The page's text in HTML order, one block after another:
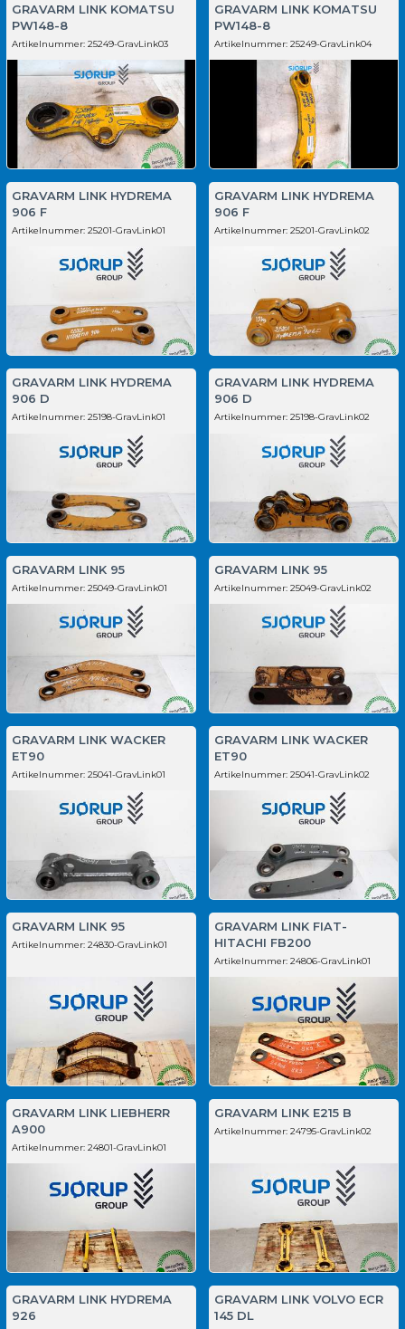
GRAVARM LINK KOMATSU
PW148-8
Artikelnummer: 25249-GravLink03
GRAVARM LINK KOMATSU
PW148-8
Artikelnummer: 25249-GravLink04
GRAVARM LINK HYDREMA
906 F
Artikelnummer: 25201-GravLink01
GRAVARM LINK HYDREMA
906 F
Artikelnummer: 25201-GravLink02
GRAVARM LINK HYDREMA
906 D
Artikelnummer: 25198-GravLink01
GRAVARM LINK HYDREMA
906 D
Artikelnummer: 25198-GravLink02
GRAVARM LINK 95
Artikelnummer: 25049-GravLink01
GRAVARM LINK 95
Artikelnummer: 25049-GravLink02
GRAVARM LINK WACKER
ET90
Artikelnummer: 25041-GravLink01
GRAVARM LINK WACKER
ET90
Artikelnummer: 25041-GravLink02
GRAVARM LINK 95
Artikelnummer: 24830-GravLink01
GRAVARM LINK FIAT-
HITACHI FB200
Artikelnummer: 24806-GravLink01
GRAVARM LINK LIEBHERR
A900
Artikelnummer: 24801-GravLink01
GRAVARM LINK E215 B
Artikelnummer: 24795-GravLink02
GRAVARM LINK HYDREMA
926
GRAVARM LINK VOLVO ECR
145 DL